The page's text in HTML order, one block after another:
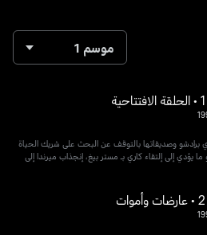
موسم 1
برادشو وصديقاتها بالتوقف عن البحث على شريك الحياة
يؤدي إلى إلتقاء كاري بـ مستر بيغ، إنجذاب ميرندا إلى